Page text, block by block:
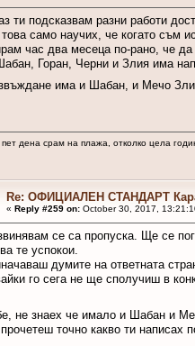
ти подсказвам разни работи
само научих, че когато съм
час два месеца по-рано, че
Горан, Черни и Злия има
има и Шабан, и Мечо
дена срам на плажа, отколко цела
Re: ОФИЦИАЛЕН СТАНДАРТ
« Reply #259 on:October 30, 2017,
се са пропуска. Ще се
те успокои.
думите на ответната
го сега не ще сполучиш в
не знаех че имало и Шабан и
точно какво ти написах